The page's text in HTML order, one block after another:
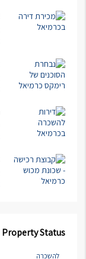
Property Status
להשכרה